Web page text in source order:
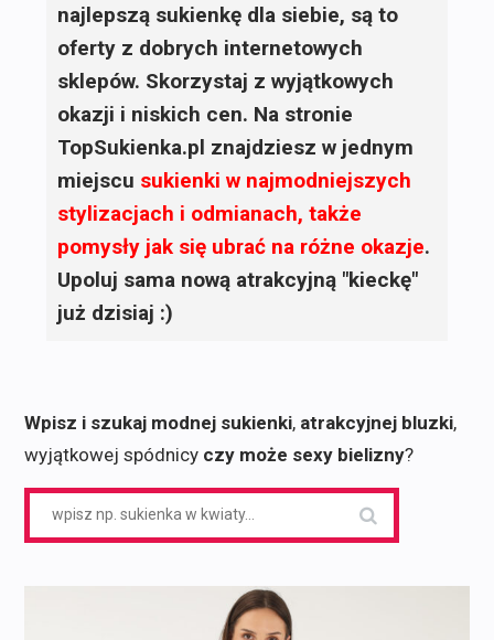
najlepszą sukienkę dla siebie, są to
oferty z dobrych internetowych
sklepów. Skorzystaj z wyjątkowych
okazji i niskich cen. Na stronie
TopSukienka.pl znajdziesz w jednym
miejscu sukienki w najmodniejszych
stylizacjach i odmianach, także
pomysły jak się ubrać na różne okazje.
Upoluj sama nową atrakcyjną "kieckę"
już dzisiaj :)
Wpisz i szukaj modnej sukienki, atrakcyjnej bluzki,
wyjątkowej spódnicy czy może sexy bielizny?